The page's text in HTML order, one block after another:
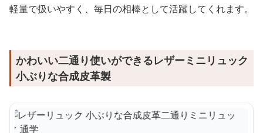
軽量で扱いやすく、毎日の相棒として活躍してくれます。
かわいい二通り使いができるレザーミニリュック
小ぶりな合成皮革製